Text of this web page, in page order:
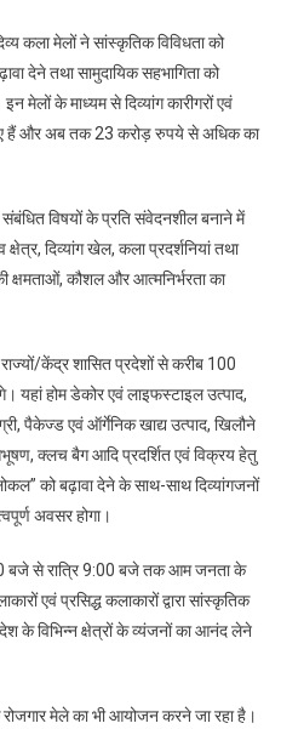
कला मेलों ने सांस्कृतिक विविधता को
देने तथा सामुदायिक सहभागिता को
मेलों के माध्यम से दिव्यांग कारीगरों एवं
हैं और अब तक 23 करोड़ रुपये से अधिक का
विषयों के प्रति संवेदनशील बनाने में
दिव्यांग खेल, कला प्रदर्शनियां तथा
क्षमताओं, कौशल और आत्मनिर्भरता का
केंद्र शासित प्रदेशों से करीब 100
यहां होम डेकोर एवं लाइफस्टाइल उत्पाद,
पैकेज्ड एवं ऑर्गेनिक खाद्य उत्पाद, खिलौने
क्लच बैग आदि प्रदर्शित एवं विक्रय हेतु
को बढ़ावा देने के साथ-साथ दिव्यांगजनों
अवसर होगा।
बजे से रात्रि 9:00 बजे तक आम जनता के
एवं प्रसिद्ध कलाकारों द्वारा सांस्कृतिक
के विभिन्न क्षेत्रों के व्यंजनों का आनंद लेने
मेले का भी आयोजन करने जा रहा है।